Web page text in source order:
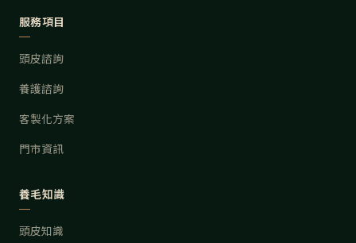
服務項目
頭皮諮詢
養護諮詢
客製化方案
門市資訊
養毛知識
頭皮知識